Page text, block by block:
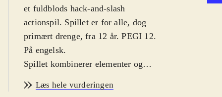
et fuldblods hack-and-slash
actionspil. Spillet er for alle, dog
primært drenge, fra 12 år. PEGI 12.
På engelsk.
Spillet kombinerer elementer og
(primært "Dynasty Warriors 7") og
Læs hele vurderingen